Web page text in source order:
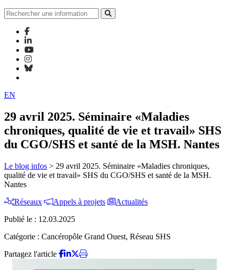
EN
29 avril 2025. Séminaire «Maladies
chroniques, qualité de vie et travail» SHS
du CGO/SHS et santé de la MSH. Nantes
Le blog infos > 29 avril 2025. Séminaire «Maladies chroniques,
qualité de vie et travail» SHS du CGO/SHS et santé de la MSH.
Nantes
Réseaux
Appels à projets
Actualités
Publié le : 12.03.2025
Catégorie : Cancéropôle Grand Ouest, Réseau SHS
Partagez l'article